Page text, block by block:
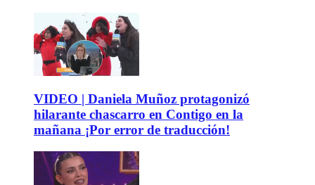
VIDEO | Daniela Muñoz protagonizó
hilarante chascarro en Contigo en la
mañana ¡Por error de traducción!